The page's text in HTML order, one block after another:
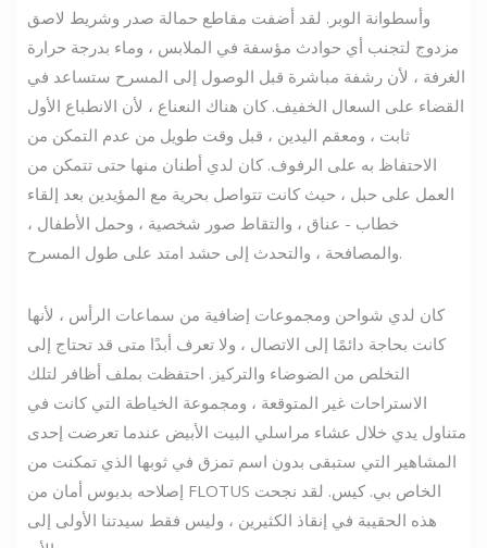
وأسطوانة الوبر. لقد أضفت مقاطع حمالة صدر وشريط لاصق
مزدوج لتجنب أي حوادث مؤسفة في الملابس ، وماء بدرجة حرارة
الغرفة ، لأن رشفة مباشرة قبل الوصول إلى المسرح ستساعد في
القضاء على السعال الخفيف. كان هناك النعناع ، لأن الانطباع الأول
ثابت ، ومعقم اليدين ، قبل وقت طويل من عدم التمكن من
الاحتفاظ به على الرفوف. كان لدي أطنان منها حتى تتمكن من
العمل على حبل ، حيث كانت تتواصل بحرية مع المؤيدين بعد إلقاء
خطاب - عناق ، والتقاط صور شخصية ، وحمل الأطفال ،
والمصافحة ، والتحدث إلى حشد امتد على طول المسرح.
كان لدي شواحن ومجموعات إضافية من سماعات الرأس ، لأنها
كانت بحاجة دائمًا إلى الاتصال ، ولا تعرف أبدًا متى قد تحتاج إلى
التخلص من الضوضاء والتركيز. احتفظت بملف أظافر لتلك
الاستراحات غير المتوقعة ، ومجموعة الخياطة التي كانت في
متناول يدي خلال عشاء مراسلي البيت الأبيض عندما تعرضت إحدى
المشاهير التي ستبقى بدون اسم تمزق في ثوبها الذي تمكنت من
إصلاحه بدبوس أمان من FLOTUS الخاص بي. كيس. لقد نجحت
هذه الحقيبة في إنقاذ الكثيرين ، وليس فقط سيدتنا الأولى إلى